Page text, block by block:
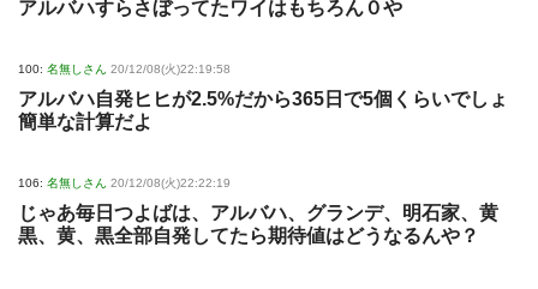
アルバハすらさぼってたワイはもちろん０や
100: 名無しさん 20/12/08(火)22:19:58
アルバハ自発ヒヒが2.5%だから365日で5個くらいでしょ
簡単な計算だよ
106: 名無しさん 20/12/08(火)22:22:19
じゃあ毎日つよばは、アルバハ、グランデ、明石家、黄
黒、黄、黒全部自発してたら期待値はどうなるんや？